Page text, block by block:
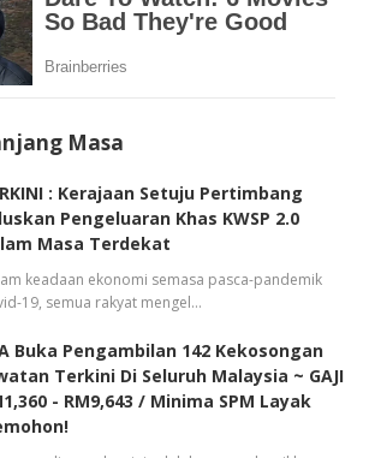
Masa
: Kerajaan Setuju Pertimbang
Pengeluaran Khas KWSP 2.0
Masa Terdekat
keadaan ekonomi semasa pasca-pandemik
19, semua rakyat mengel…
Buka Pengambilan 142 Kekosongan
Terkini Di Seluruh Malaysia ~ GAJI
- RM9,643 / Minima SPM Layak